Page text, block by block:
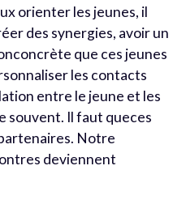
orienter les jeunes, il
des synergies, avoir un
que ces jeunes
les contacts
entre le jeune et les
souvent. Il faut queces
Notre
deviennent